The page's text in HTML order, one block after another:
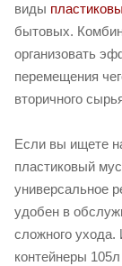
виды
бытовых.
организовать
перемещения
вторичного
Если вы ищете
пластиковый
универсальное
удобен в
сложного
контейнеры